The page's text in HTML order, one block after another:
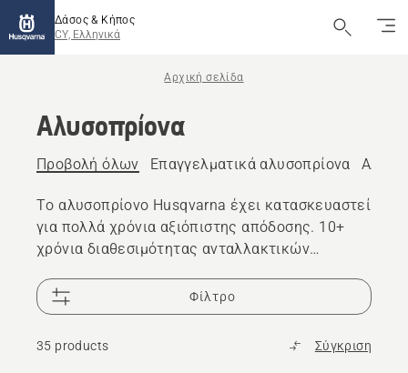
Δάσος & Κήπος
CY, Ελληνικά
Αρχική σελίδα
Αλυσοπρίονα
Προβολή όλων Επαγγελματικά αλυσοπρίονα
Το αλυσοπρίονο Husqvarna έχει κατασκευαστεί
για πολλά χρόνια αξιόπιστης απόδοσης. 10+
χρόνια διαθεσιμότητας ανταλλακτικών
τον κόσμο είναι στη διάθεσή σας αν χρειάζεστε
υποστήριξη
Φίλτρο
35 products Σύγκριση